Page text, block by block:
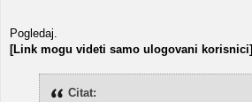
Pogledaj.
[Link mogu videti samo ulogovani korisnici]
Citat: